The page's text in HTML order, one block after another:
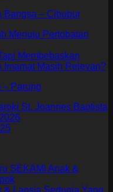
Bangsa – Cibubur
Menuju Pertobatan
Membebaskan
Imamat Masih Relevan?
– Parung
St. Joannes Baptista
SEKAMI Anak &